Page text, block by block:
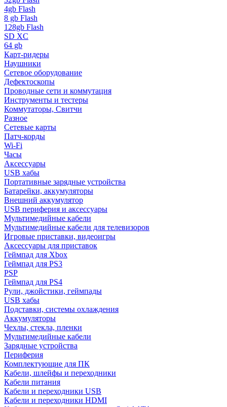
4gb Flash
8 gb Flash
128gb Flash
SD XC
64 gb
Карт-ридеры
Наушники
Сетевое оборудование
Дефектоскопы
Проводные сети и коммутация
Инструменты и тестеры
Коммутаторы, Свитчи
Разное
Сетевые карты
Патч-корды
Wi-Fi
Часы
Аксессуары
USB хабы
Портативные зарядные устройства
Батарейки, аккумуляторы
Внешний аккумулятор
USB периферия и аксессуары
Мультимедийные кабели
Мультимедийные кабели для телевизоров
Игровые приставки, видеоигры
Аксессуары для приставок
Геймпад для Xbox
Геймпад для PS3
PSP
Геймпад для PS4
Рули, джойстики, геймпады
USB хабы
Подставки, системы охлаждения
Аккумуляторы
Чехлы, стекла, пленки
Мультимедийные кабели
Зарядные устройства
Периферия
Комплектующие для ПК
Кабели, шлейфы и переходники
Кабели питания
Кабели и переходники USB
Кабели и переходники HDMI